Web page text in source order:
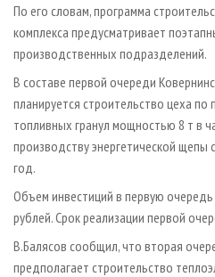
ЦБП
ИНСТРУМЕНТ И МАТЕРИАЛЫ
ГАЗЕТА ЛЕСПРОМФОРУМ
БИБЛИОТЕКА СПЕЦИАЛИСТА
По его словам, программа
комплекса предусматривает
производственных подразделений.
В составе первой очереди
планируется строительство цеха
топливных гранул мощностью 8 т в
производству энергетической щепы
год.
Объем инвестиций в первую
рублей. Срок реализации первой
В.Балясов сообщил, что вторая
предполагает строительство